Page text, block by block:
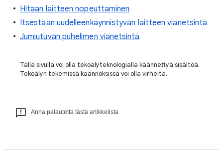
Hitaan laitteen nopeuttaminen
Itsestään uudelleenkäynnistyvän laitteen vianetsintä
Jumiutuvan puhelimen vianetsintä
Tällä sivulla voi olla tekoälyteknologialla käännettyä sisältöä.
Tekoälyn tekemissä käännöksissä voi olla virheitä.
Anna palautetta tästä artikkelista